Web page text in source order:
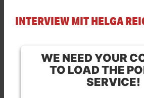
INTERVIEW MIT HELGA
WE NEED YOUR
TO LOAD THE
SERVICE!